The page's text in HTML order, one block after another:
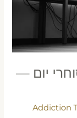
יום —
Addiction